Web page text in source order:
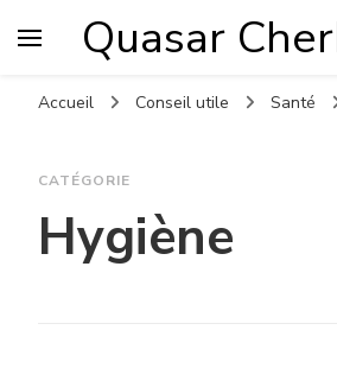
Quasar
Accueil Conseil utile Santé
CATÉGORIE
Hygiène